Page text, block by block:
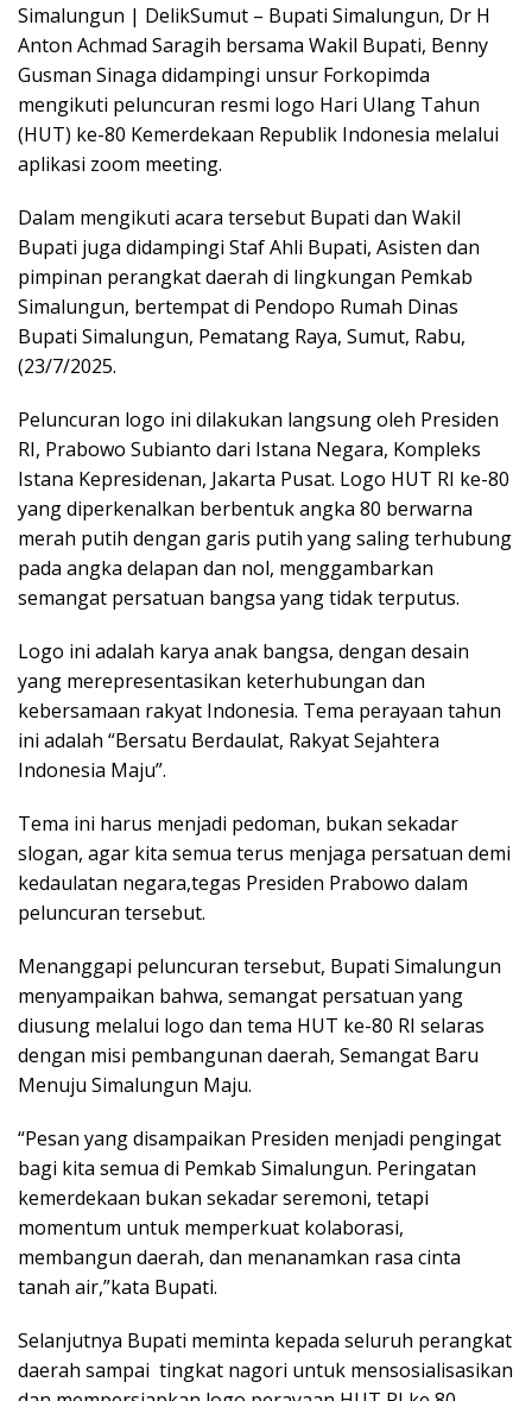
Simalungun | DelikSumut – Bupati Simalungun, Dr H
Anton Achmad Saragih bersama Wakil Bupati, Benny
Gusman Sinaga didampingi unsur Forkopimda
mengikuti peluncuran resmi logo Hari Ulang Tahun
(HUT) ke-80 Kemerdekaan Republik Indonesia melalui
aplikasi zoom meeting.
Dalam mengikuti acara tersebut Bupati dan Wakil
Bupati juga didampingi Staf Ahli Bupati, Asisten dan
pimpinan perangkat daerah di lingkungan Pemkab
Simalungun, bertempat di Pendopo Rumah Dinas
Bupati Simalungun, Pematang Raya, Sumut, Rabu,
(23/7/2025.
Peluncuran logo ini dilakukan langsung oleh Presiden
RI, Prabowo Subianto dari Istana Negara, Kompleks
Istana Kepresidenan, Jakarta Pusat. Logo HUT RI ke-80
yang diperkenalkan berbentuk angka 80 berwarna
merah putih dengan garis putih yang saling terhubung
pada angka delapan dan nol, menggambarkan
semangat persatuan bangsa yang tidak terputus.
Logo ini adalah karya anak bangsa, dengan desain
yang merepresentasikan keterhubungan dan
kebersamaan rakyat Indonesia. Tema perayaan tahun
ini adalah “Bersatu Berdaulat, Rakyat Sejahtera
Indonesia Maju”.
Tema ini harus menjadi pedoman, bukan sekadar
slogan, agar kita semua terus menjaga persatuan demi
kedaulatan negara,tegas Presiden Prabowo dalam
peluncuran tersebut.
Menanggapi peluncuran tersebut, Bupati Simalungun
menyampaikan bahwa, semangat persatuan yang
diusung melalui logo dan tema HUT ke-80 RI selaras
dengan misi pembangunan daerah, Semangat Baru
Menuju Simalungun Maju.
“Pesan yang disampaikan Presiden menjadi pengingat
bagi kita semua di Pemkab Simalungun. Peringatan
kemerdekaan bukan sekadar seremoni, tetapi
momentum untuk memperkuat kolaborasi,
membangun daerah, dan menanamkan rasa cinta
tanah air,”kata Bupati.
Selanjutnya Bupati meminta kepada seluruh perangkat
daerah sampai tingkat nagori untuk mensosialisasikan